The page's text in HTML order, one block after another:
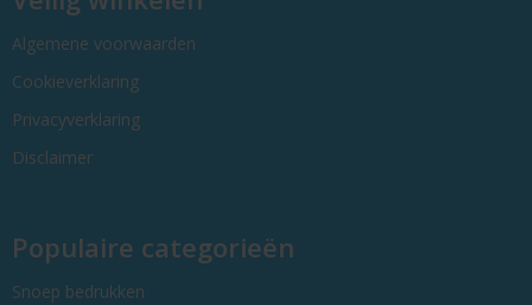
Algemene voorwaarden
Cookieverklaring
Privacyverklaring
Disclaimer
Populaire categorieën
Snoep bedrukken